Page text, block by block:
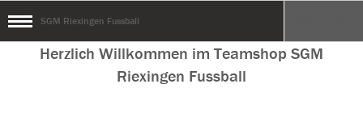
SGM Riexingen Fussball
Herzlich Willkommen im Teamshop SGM
Riexingen Fussball